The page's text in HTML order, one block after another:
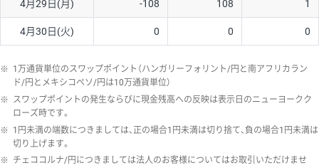
4月29日(月) -108 108 1
4月30日(火) 0 0 0
※ 1万通貨単位のスワップポイント（ハンガリーフォリント/円と南アフリカラン
ド/円とメキシコペソ/円は10万通貨単位）
※ スワップポイントの発生ならびに現金残高への反映は表示日のニューヨークク
ローズ時です。
※ 1円未満の端数につきましては、正の場合1円未満は切り捨て、負の場合1円未満は
切り上げます。
※ チェココルナ/円につきましては法人のお客様についてはお取引いただけませ